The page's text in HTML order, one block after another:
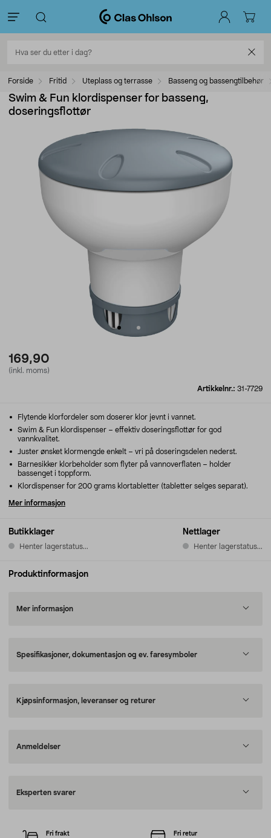
Forside Fritid Uteplass og terrasse Basseng og bassengtilbehør
Swim & Fun klordispenser for basseng,
doseringsflottør
169,90
(inkl. moms)
Artikkelnr.: 31-7729
Butikklager
Henter lagerstatus...
Nettlager
Henter lagerstatus...
Flytende klorfordeler som doserer klor jevnt i vannet.
Swim & Fun klordispenser – effektiv doseringsflottør for god
vannkvalitet.
Juster ønsket klormengde enkelt – vri på doseringsdelen nederst.
Barnesikker klorbeholder som flyter på vannoverflaten – holder
bassenget i toppform.
Klordispenser for 200 grams klortabletter (tabletter selges separat).
Mer informasjon
Produktinformasjon
Mer informasjon
Spesifikasjoner, dokumentasjon og ev. faresymboler
Kjøpsinformasjon, leveranser og returer
Anmeldelser
Eksperten svarer
Fri frakt Fri retur